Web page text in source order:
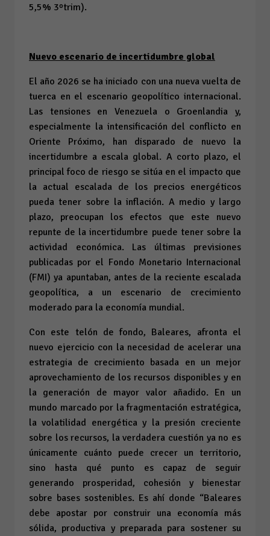
5,5% 3ºtrim).
Nuevo escenario de incertidumbre global
El año 2026 se ha iniciado con una nueva vuelta de
tuerca en el escenario geopolítico internacional.
Las tensiones en Venezuela o Groenlandia y,
especialmente la intensificación del conflicto en
Oriente Próximo, han disparado de nuevo la
incertidumbre a escala global. A corto plazo, el
principal foco de riesgo se sitúa en el impacto que
la actual escalada de los precios energéticos
pueda tener sobre la inflación. A medio y largo
plazo, preocupan los efectos que este nuevo
repunte de la incertidumbre puede tener sobre la
actividad económica. Las últimas previsiones
publicadas por el Fondo Monetario Internacional
(FMI) ya apuntaban, antes de la reciente escalada
geopolítica, a un escenario de crecimiento
moderado para la economía mundial.
Con este telón de fondo, Baleares, afronta el
nuevo ejercicio con la necesidad de acelerar una
estrategia de crecimiento basada en un mejor
aprovechamiento de los recursos disponibles y en
la generación de mayor valor añadido. En un
mundo marcado por la fragmentación estratégica,
la volatilidad energética y la presión creciente
sobre los recursos, la verdadera cuestión ya no es
únicamente cuánto puede crecer un territorio,
sino hasta qué punto es capaz de seguir
generando prosperidad, cohesión y bienestar
sobre bases sostenibles. Es ahí donde “Baleares
debe apostar por construir una economía más
sólida, productiva y preparada para sostener su